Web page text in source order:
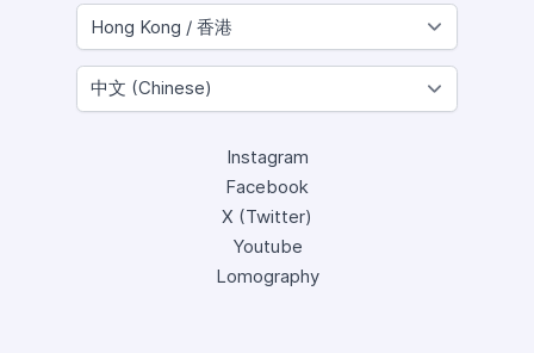
Instagram
Facebook
X (Twitter)
Youtube
Lomography